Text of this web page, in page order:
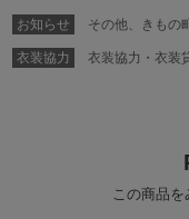
お知らせ その他、きもの
衣装協力 衣装協力・衣装
この商品